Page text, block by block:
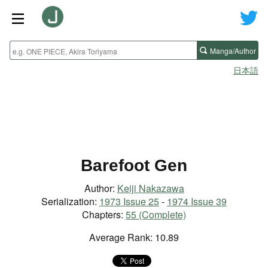
Manga/Author
日本語
Barefoot Gen
Author: Keiji Nakazawa
Serialization: 1973 Issue 25- 1974 Issue 39
Chapters: 55 (Complete)
Average Rank: 10.89